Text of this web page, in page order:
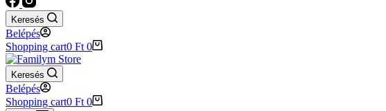
Keresés
Belépés
Shopping cart0 Ft 0
Keresés
Belépés
Shopping cart0 Ft 0